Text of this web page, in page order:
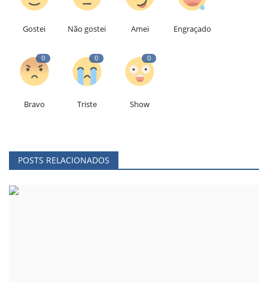
Gostei Não gostei Amei Engraçado
0
Bravo
0
Triste
0
Show
POSTS RELACIONADOS